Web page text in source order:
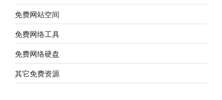
免费网站空间
免费网络工具
免费网络硬盘
其它免费资源